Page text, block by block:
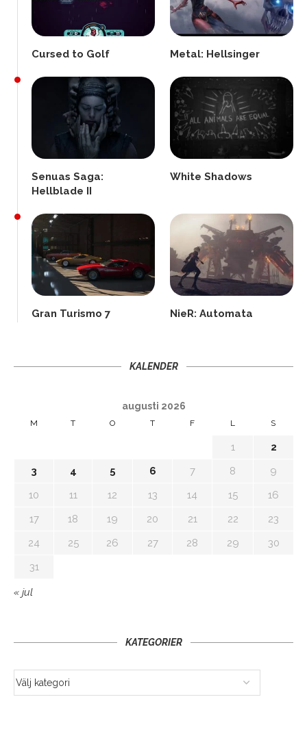
Cursed to Golf Metal: Hellsinger
Senuas Saga:
Hellblade II
White Shadows
Gran Turismo 7 NieR: Automata
KALENDER
augusti 2026
M T O T F L S
1
2
3
4 5 6 7 8
9
10
11 12 13 14 15
16
17
18 19 20 21 22
23
24
25 26 27 28 29
30
31
« jul
KATEGORIER